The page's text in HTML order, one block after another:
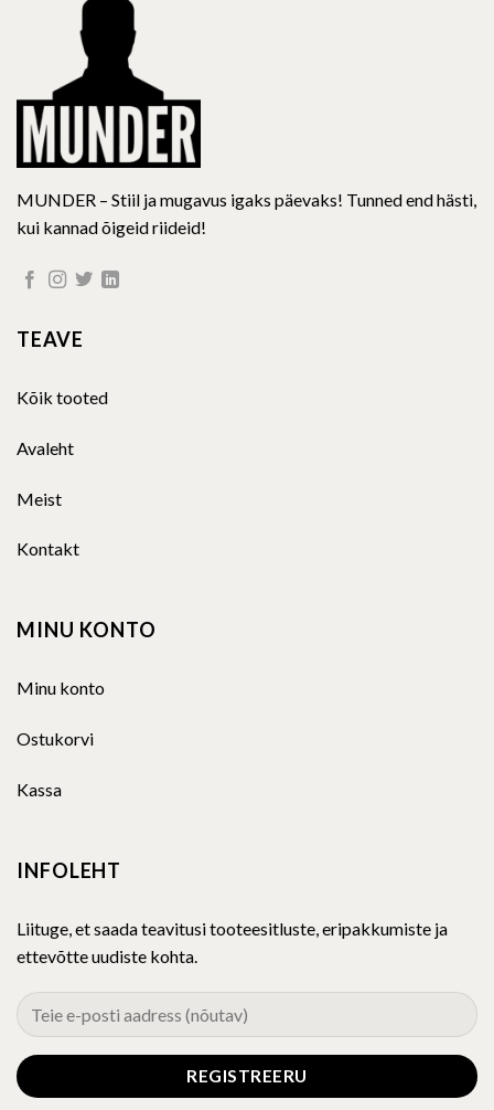
chosen
on
the
product
page
MUNDER – Stiil ja mugavus igaks päevaks! Tunned end hästi,
kui kannad õigeid riideid!
TEAVE
Kõik tooted
Avaleht
Meist
Kontakt
MINU KONTO
Minu konto
Ostukorvi
Kassa
INFOLEHT
Liituge, et saada teavitusi tooteesitluste, eripakkumiste ja
ettevõtte uudiste kohta.